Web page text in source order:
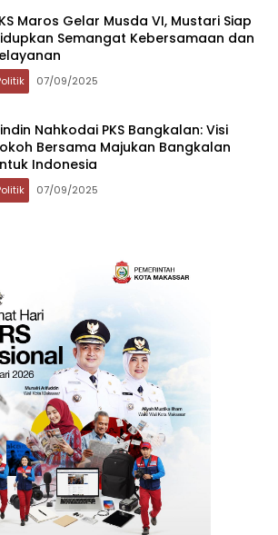
Maros Gelar Musda VI, Mustari Siap
Semangat Kebersamaan dan
07/09/2025
Nahkodai PKS Bangkalan: Visi
Bersama Majukan Bangkalan
Indonesia
07/09/2025